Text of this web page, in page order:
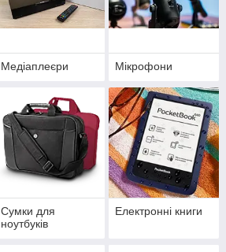
Медіаплеєри Мікрофони
Сумки для
ноутбуків
Електронні книги